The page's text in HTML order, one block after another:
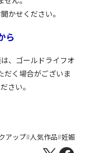
かせください。
ら
、ゴールドライフオ
だく場合がございま
さい。
アップ 人気作品 妊娠